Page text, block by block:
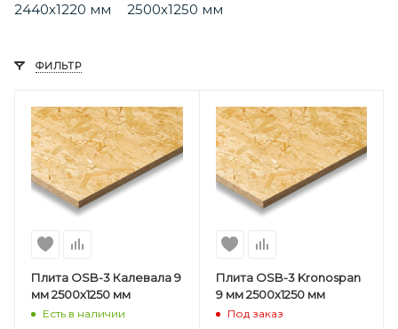
2440х1220 мм 2500х1250 мм
ФИЛЬТР
Плита OSB-3 Калевала 9
мм 2500х1250 мм
Есть в наличии
Плита OSB-3 Kronospan
9 мм 2500х1250 мм
Под заказ